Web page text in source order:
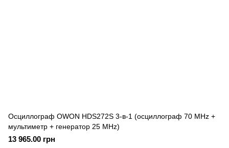
Осциллограф OWON HDS272S 3-в-1 (осциллограф 70 MHz +
мультиметр + генератор 25 MHz)
13 965.00 грн